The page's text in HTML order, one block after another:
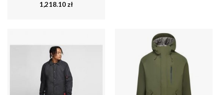
1,218.10 zł